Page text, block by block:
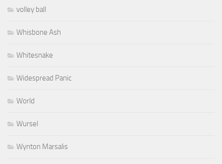
volley ball
Whisbone Ash
Whitesnake
Widespread Panic
World
Wursel
Wynton Marsalis